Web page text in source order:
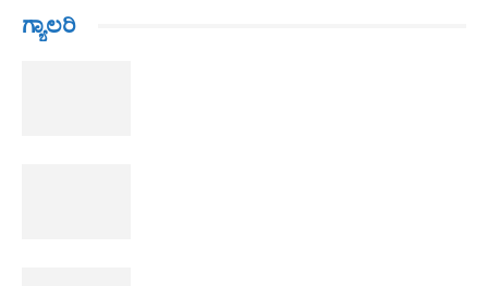
ಗ್ಯಾಲರಿ